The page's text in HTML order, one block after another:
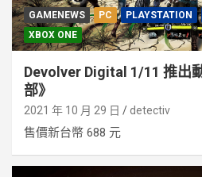
GAMENEWS PC PLAYSTATION
XBOX ONE
Devolver Digital 1/11 推出
部》
2021 年 10 月 29 日 detectiv
售價新台幣 688 元